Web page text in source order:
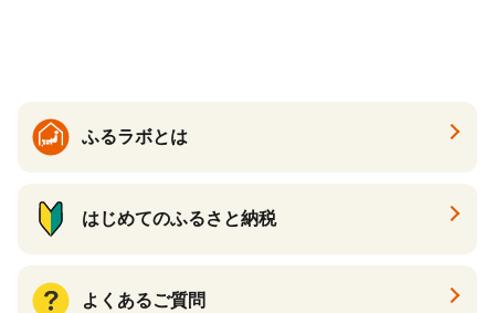
ふるラボとは
はじめてのふるさと納税
よくあるご質問